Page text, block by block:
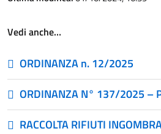
Vedi anche…
ORDINANZA n. 12/2025
ORDINANZA N° 137/2025 –
RACCOLTA RIFIUTI